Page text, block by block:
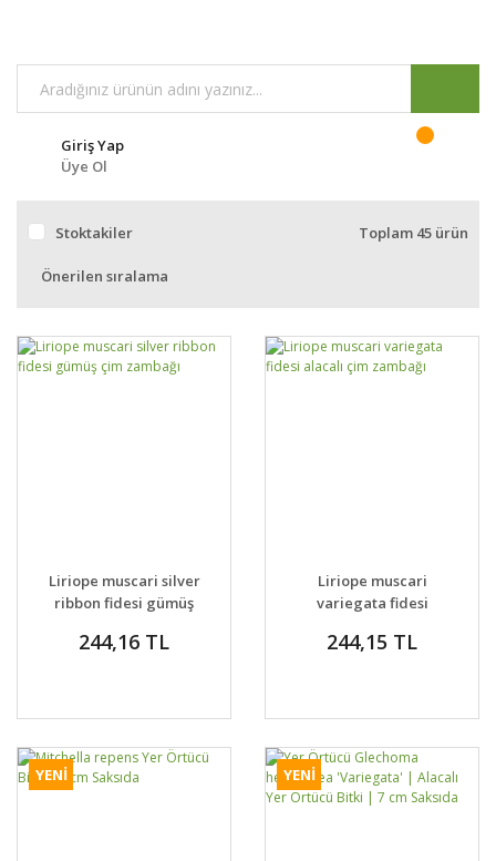
Giriş Yap
Üye Ol
Stoktakiler Toplam 45 ürün
Liriope muscari silver
ribbon fidesi gümüş
244,16 TL
Liriope muscari
variegata fidesi
244,15 TL
YENİ YENİ